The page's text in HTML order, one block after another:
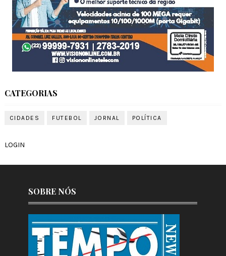
CATEGORIAS
CIDADES FUTEBOL JORNAL POLÍTICA
LOGIN
SOBRE NÓS